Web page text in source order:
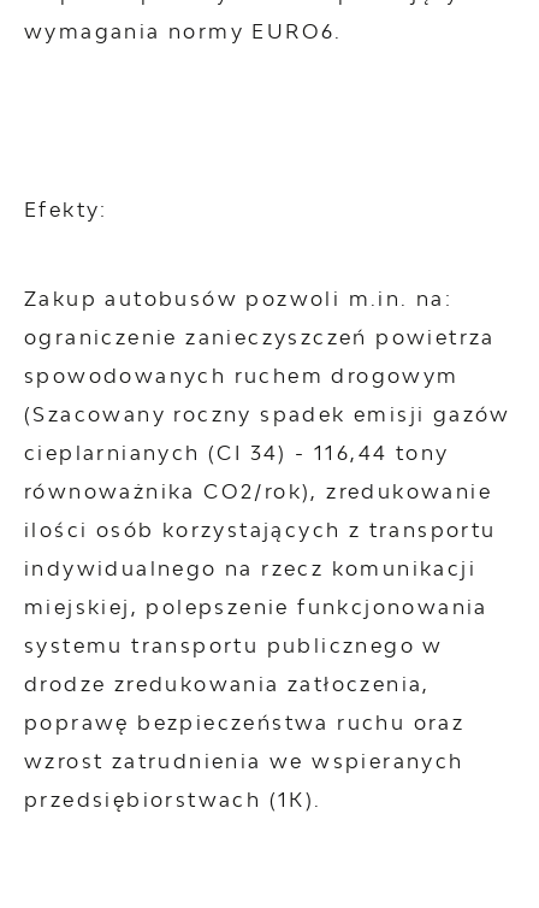
wymagania normy EURO6.
Efekty:
Zakup autobusów pozwoli m.in. na:
ograniczenie zanieczyszczeń powietrza
spowodowanych ruchem drogowym
(Szacowany roczny spadek emisji gazów
cieplarnianych (CI 34) - 116,44 tony
równoważnika CO2/rok), zredukowanie
ilości osób korzystających z transportu
indywidualnego na rzecz komunikacji
miejskiej, polepszenie funkcjonowania
systemu transportu publicznego w
drodze zredukowania zatłoczenia,
poprawę bezpieczeństwa ruchu oraz
wzrost zatrudnienia we wspieranych
przedsiębiorstwach (1K).